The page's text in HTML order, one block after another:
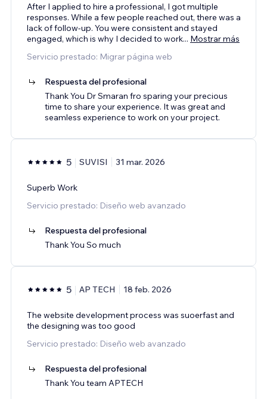
After I applied to hire a professional, I got multiple
responses. While a few people reached out, there was a
lack of follow-up. You were consistent and stayed
engaged, which is why I decided to work... Mostrar más
Servicio prestado: Migrar página web
Respuesta del profesional
Thank You Dr Smaran fro sparing your precious
time to share your experience. It was great and
seamless experience to work on your project.
5 SUVISI 31 mar. 2026
Superb Work
Servicio prestado: Diseño web avanzado
Respuesta del profesional
Thank You So much
5 AP TECH 18 feb. 2026
The website development process was suoerfast and
the designing was too good
Servicio prestado: Diseño web avanzado
Respuesta del profesional
Thank You team APTECH